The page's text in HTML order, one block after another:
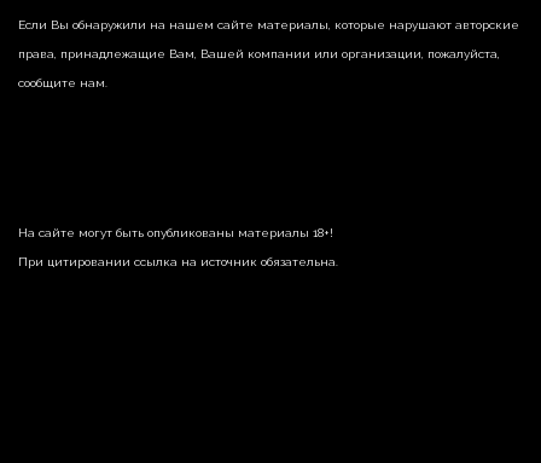
Если Вы обнаружили на нашем сайте материалы, которые нарушают авторские
права, принадлежащие Вам, Вашей компании или организации, пожалуйста,
сообщите нам.
На сайте могут быть опубликованы материалы 18+!
При цитировании ссылка на источник обязательна.